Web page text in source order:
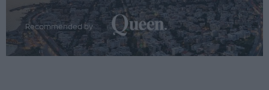
Recommended by